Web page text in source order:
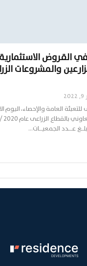
في القـروض
والمشروعات
العامة والإحصاء، اليوم
عــــدد الجمعيـــات…